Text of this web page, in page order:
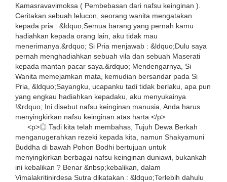
Kamasravavimoksa ( Pembebasan dari nafsu keinginan ).
Ceritakan sebuah lelucon, seorang wanita mengatakan
kepada pria : &ldquo;Semua barang yang pernah kamu
hadiahkan kepada orang lain, aku tidak mau
menerimanya.&rdquo; Si Pria menjawab : &ldquo;Dulu saya
pernah menghadiahkan sebuah vila dan sebuah Maserati
kepada mantan pacar saya.&rdquo; Mendengarnya, Si
Wanita memejamkan mata, kemudian bersandar pada Si
Pria, &ldquo;Sayangku, ucapanku tadi tidak berlaku, apa pun
yang engkau hadiahkan kepadaku, aku menyukainya
!&rdquo; Ini disebut nafsu keinginan manusia, Anda harus
menyingkirkan nafsu keinginan atas harta.</p>
<p>◎ Tadi kita telah membahas, Tujuh Dewa Berkah
menganugerahkan rezeki kepada kita, namun Shakyamuni
Buddha di bawah Pohon Bodhi bertujuan untuk
menyingkirkan berbagai nafsu keinginan duniawi, bukankah
ini kebalikan ? Benar &nbsp;kebalikan, dalam
Vimalakritinirdesa Sutra dikatakan : &ldquo;Terlebih dahulu